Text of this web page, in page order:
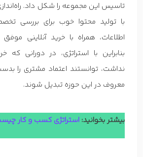
تاسیس این مجموعه را شکل داد.
با تولید محتوا خوب برای بررسی
اطلاعات، همراه با خرید آنلاینی
بنابراین با استراتژی، در دورانی که
نداشت، توانستند اعتماد مشتری را
معروف در این حوزه تبدیل شوند.
بیشتر بخوانید: استراتژی کسب و کار